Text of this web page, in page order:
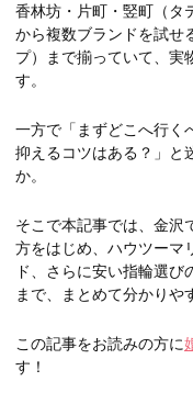
香林坊・片町・竪町（タ
から複数ブランドを試せ
プ）まで揃っていて、実
す。
一方で「まずどこへ行く
抑えるコツはある？」と
か。
そこで本記事では、金沢
方をはじめ、ハウツーマ
ド、さらに安い指輪選
まで、まとめて分かりや
この記事をお読みの方に
す！